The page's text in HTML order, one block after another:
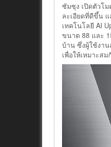
ซัมซุง เปิดตัวโ
ละเอียดที่ดีขึ้น
เทคโนโลยี AI
ขนาด 88 และ
บ้าน ซึ่งผู้ใช้งา
เพื่อให้เหมาะส